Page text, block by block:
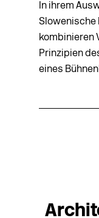
In ihrem
Slowenische
kombinieren
Prinzipien
eines